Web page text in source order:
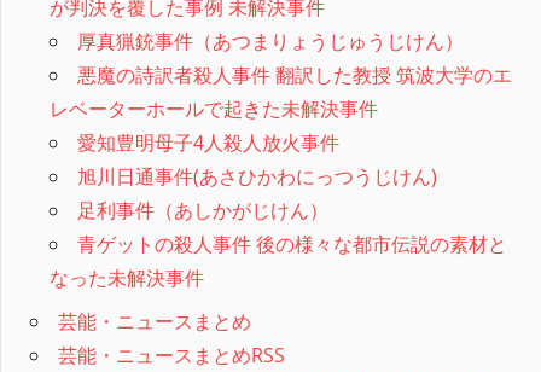
が判決を覆した事例 未解決事件
厚真猟銃事件（あつまりょうじゅうじけん）
悪魔の詩訳者殺人事件 翻訳した教授 筑波大学のエ
レベーターホールで起きた未解決事件
愛知豊明母子4人殺人放火事件
旭川日通事件(あさひかわにっつうじけん)
足利事件（あしかがじけん）
青ゲットの殺人事件 後の様々な都市伝説の素材と
なった未解決事件
芸能・ニュースまとめ
芸能・ニュースまとめRSS